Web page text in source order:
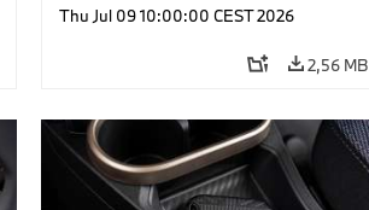
Thu Jul 09 10:00:00 CEST 2026
2,56 MB